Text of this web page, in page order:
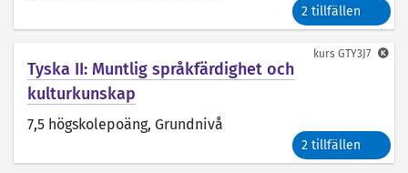
2 tillfällen
Tyska II: Muntlig språkfärdighet och
kulturkunskap
7,5 högskolepoäng, Grundnivå
2 tillfällen
kurs GTY3J7